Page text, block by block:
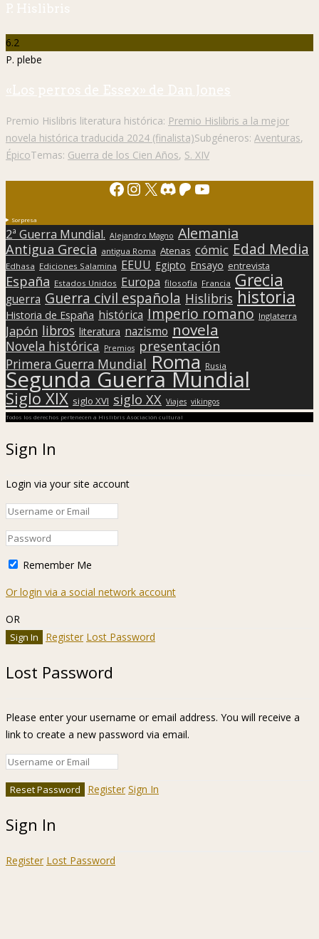
P. Hislibris
6.2
P. plebe
«Los perros de Essex» de Dan Jones
Premio Hislibris literatura histórica: Premio Hislibris a la mejor
novela histórica traducida 2024 (finalista)Subgéneros: Aventuras,
ÉpicoTemas: Guerra de los Cien Años, S. XIV
Facebook
Instagram
X Discord
Patreon
YouTube
Sorpresa
2ª Guerra Mundial. Alejandro Magno Alemania
Antigua Grecia antigua Roma Atenas cómic Edad Media
Edhasa Ediciones Salamina EEUU Egipto Ensayo entrevista
España Estados Unidos Europa filosofía Francia Grecia
guerra Guerra civil española Hislibris historia
Historia de España histórica Imperio romano Inglaterra
Japón libros literatura nazismo novela
Novela histórica Premios presentación
Primera Guerra Mundial Roma Rusia
Segunda Guerra Mundial
Siglo XIX siglo XVI siglo XX Viajes vikingos
Todos los derechos pertenecen a Hislibris Asociación cultural
Sign In
Login via your site account
Remember Me
Or login via a social network account
OR
Register Lost Password
Lost Password
Please enter your username or email address. You will receive a
link to create a new password via email.
Register Sign In
Sign In
Register Lost Password